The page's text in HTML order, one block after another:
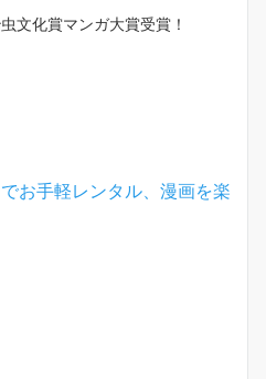
文化賞マンガ大賞受賞！
お手軽レンタル、漫画を楽